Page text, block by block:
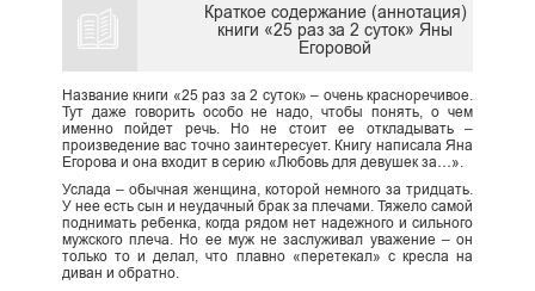
Краткое содержание (аннотация)
книги «25 раз за 2 суток» Яны
Егоровой
Название книги «25 раз за 2 суток» – очень красноречивое.
Тут даже говорить особо не надо, чтобы понять, о чем
именно пойдет речь. Но не стоит ее откладывать –
произведение вас точно заинтересует. Книгу написала Яна
Егорова и она входит в серию «Любовь для девушек за…».
Услада – обычная женщина, которой немного за тридцать.
У нее есть сын и неудачный брак за плечами. Тяжело самой
поднимать ребенка, когда рядом нет надежного и сильного
мужского плеча. Но ее муж не заслуживал уважение – он
только то и делал, что плавно «перетекал» с кресла на
диван и обратно.